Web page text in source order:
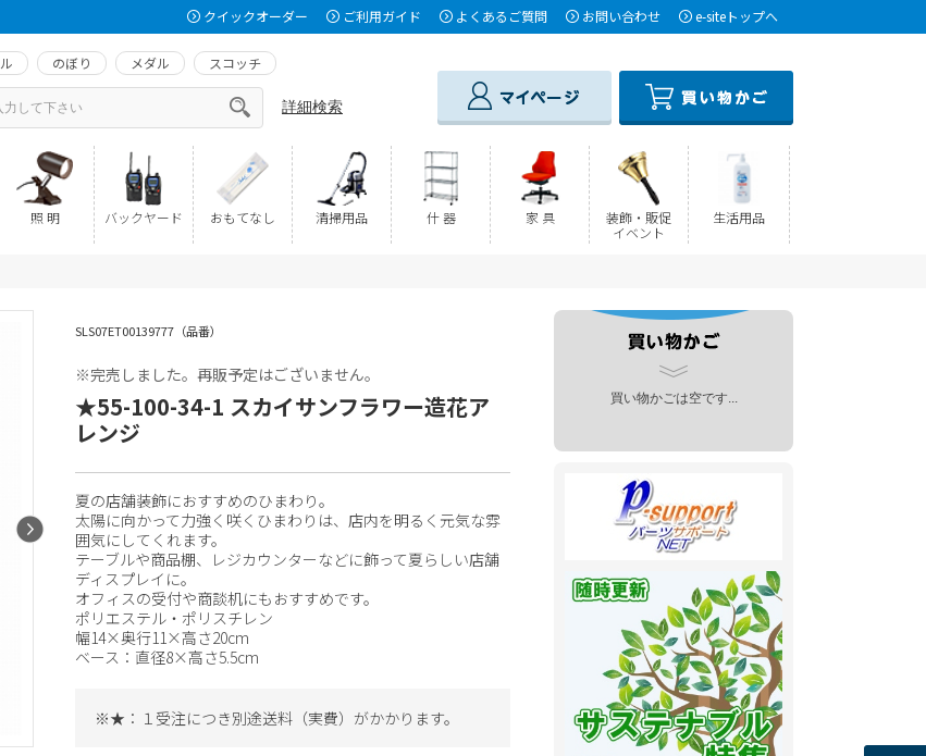
クイックオーダー ご利用ガイド よくあるご質問 お問い合わせ e-siteトップへ
のぼり メダル スコッチ
詳細検索
照 明 バックヤード おもてなし 清掃用品 什 器 家 具
装飾・販促
イベント
生活用品
SLS07ET00139777（品番）
※完売しました。再販予定はございません。
★55-100-34-1 スカイサンフラワー造花ア
レンジ
夏の店舗装飾におすすめのひまわり。
太陽に向かって力強く咲くひまわりは、店内を明るく元気な雰
囲気にしてくれます。
テーブルや商品棚、レジカウンターなどに飾って夏らしい店舗
ディスプレイに。
オフィスの受付や商談机にもおすすめです。
ポリエステル・ポリスチレン
幅14×奥行11×高さ20cm
ベース：直径8×高さ5.5cm
※★：１受注につき別途送料（実費）がかかります。
買い物かごは空です...